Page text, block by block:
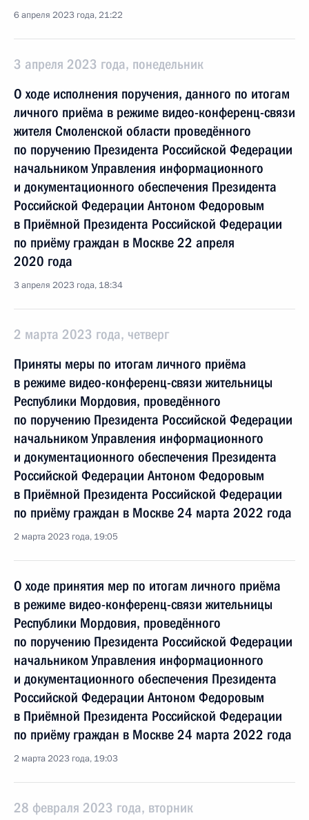
6 апреля 2023 года, 21:22
3 апреля 2023 года, понедельник
О ходе исполнения поручения, данного по итогам
личного приёма в режиме видео-конференц-связи
жителя Смоленской области проведённого
по поручению Президента Российской Федерации
начальником Управления информационного
и документационного обеспечения Президента
Российской Федерации Антоном Федоровым
в Приёмной Президента Российской Федерации
по приёму граждан в Москве 22 апреля
2020 года
3 апреля 2023 года, 18:34
2 марта 2023 года, четверг
Приняты меры по итогам личного приёма
в режиме видео-конференц-связи жительницы
Республики Мордовия, проведённого
по поручению Президента Российской Федерации
начальником Управления информационного
и документационного обеспечения Президента
Российской Федерации Антоном Федоровым
в Приёмной Президента Российской Федерации
по приёму граждан в Москве 24 марта 2022 года
2 марта 2023 года, 19:05
О ходе принятия мер по итогам личного приёма
в режиме видео-конференц-связи жительницы
Республики Мордовия, проведённого
по поручению Президента Российской Федерации
начальником Управления информационного
и документационного обеспечения Президента
Российской Федерации Антоном Федоровым
в Приёмной Президента Российской Федерации
по приёму граждан в Москве 24 марта 2022 года
2 марта 2023 года, 19:03
28 февраля 2023 года, вторник